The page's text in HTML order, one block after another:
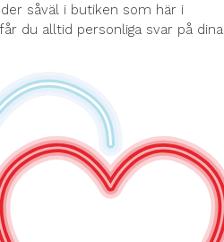
såväl i butiken som här i
du alltid personliga svar på dina